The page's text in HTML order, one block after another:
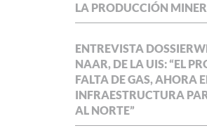
LA PRODUCCIÓN
ENTREVISTA
NAAR, DE LA UIS: “EL
FALTA DE GAS, AHORA
INFRAESTRUCTURA
AL NORTE”